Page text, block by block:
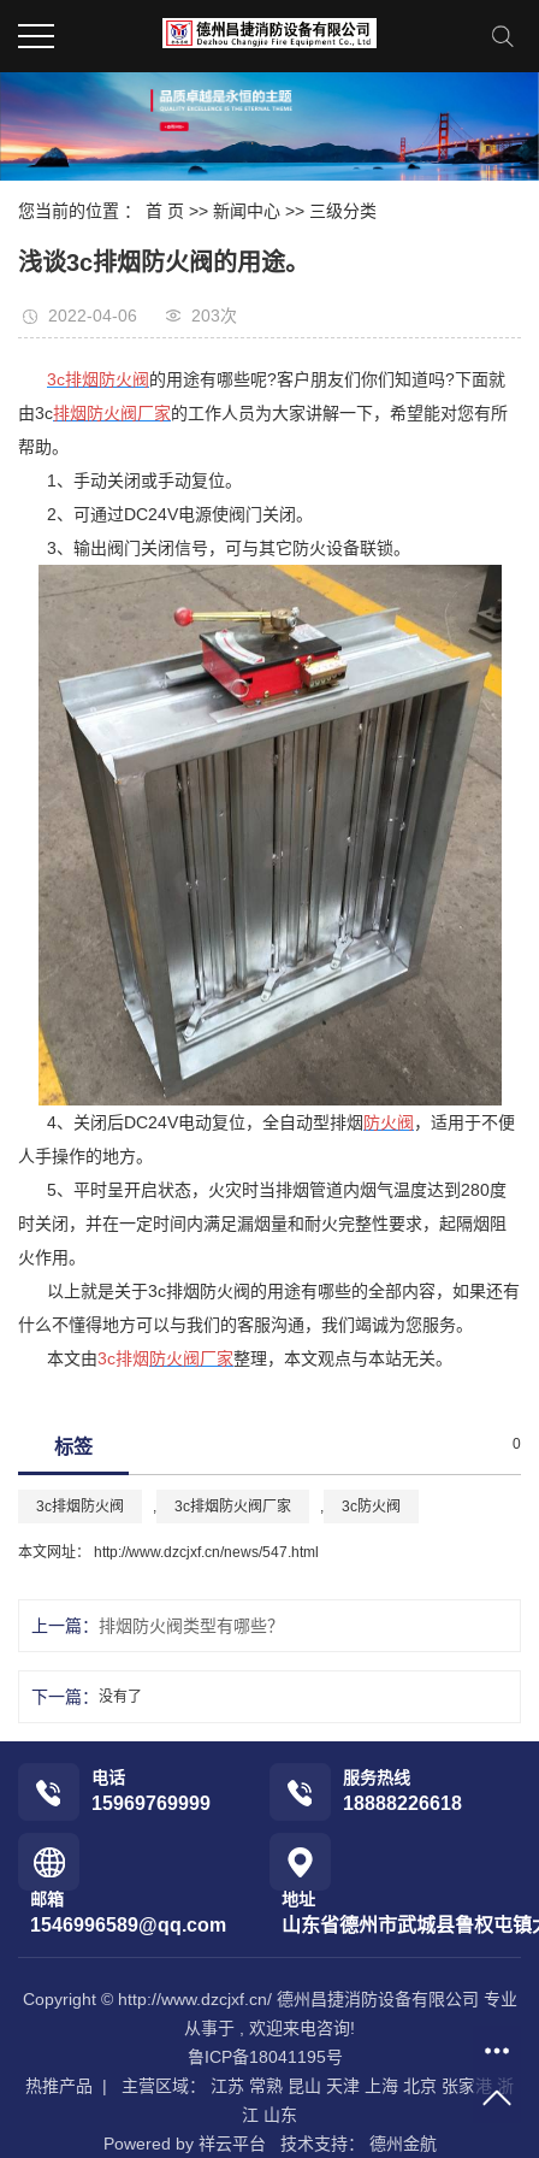
您当前的位置 ： 首 页 >> 新闻中心 >> 三级分类
浅谈3c排烟防火阀的用途。
2022-04-06 203次
3c排烟防火阀的用途有哪些呢?客户朋友们你们知道吗?下面就
由3c排烟防火阀厂家的工作人员为大家讲解一下，希望能对您有所
帮助。
1、手动关闭或手动复位。
2、可通过DC24V电源使阀门关闭。
3、输出阀门关闭信号，可与其它防火设备联锁。
4、关闭后DC24V电动复位，全自动型排烟防火阀，适用于不便
人手操作的地方。
5、平时呈开启状态，火灾时当排烟管道内烟气温度达到280度
时关闭，并在一定时间内满足漏烟量和耐火完整性要求，起隔烟阻
火作用。
以上就是关于3c排烟防火阀的用途有哪些的全部内容，如果还有
什么不懂得地方可以与我们的客服沟通，我们竭诚为您服务。
本文由3c排烟防火阀厂家整理，本文观点与本站无关。
标签 0
3c排烟防火阀 3c排烟防火阀厂家 3c防火阀
本文网址： http://www.dzcjxf.cn/news/547.html
上一篇： 排烟防火阀类型有哪些？
下一篇： 没有了
电话
15969769999
服务热线
18888226618
邮箱
1546996589@qq.com
地址
山东省德州市武城县鲁权屯
Copyright © http://www.dzcjxf.cn/ 德州昌捷消防设备有限公司 专业
从事于 , 欢迎来电咨询!
鲁ICP备18041195号
热推产品 | 主营区域： 江苏 常熟 昆山 天津 上海 北京 张家港 浙
江 山东
Powered by 祥云平台 技术支持： 德州金航